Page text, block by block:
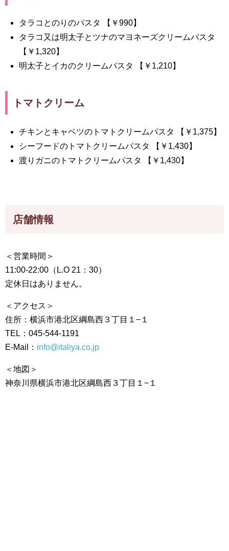
タラコとのりのパスタ 【￥990】
タラコ又は明太子とツナのマヨネーズクリームパスタ
【￥1,320】
明太子とイカのクリームパスタ 【￥1,210】
トマトクリーム
チキンとキャベツのトマトクリームパスタ 【￥1,375】
シーフードのトマトクリームパスタ 【￥1,430】
渡りガニのトマトクリームパスタ 【￥1,430】
店舗情報
＜営業時間＞
11:00-22:00（L.O 21：30）
定休日はありません。
＜アクセス＞
住所：横浜市港北区綱島西３丁目１−１
TEL：045-544-1191
E-Mail： info@italiya.co.jp
＜地図＞
神奈川県横浜市港北区綱島西３丁目１−１